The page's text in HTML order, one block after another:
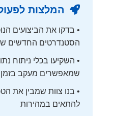
המלצות
• בדקו את הביצועים
הסטנדרטים החדשים
• השקיעו בכלי ניתוח
שמאפשרים מעקב
• בנו צוות שמבין את
להתאים במהירות